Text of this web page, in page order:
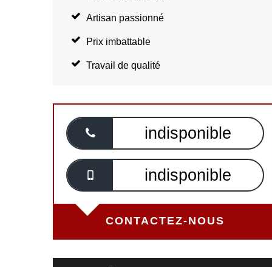
Artisan passionné
Prix imbattable
Travail de qualité
indisponible
indisponible
CONTACTEZ-NOUS